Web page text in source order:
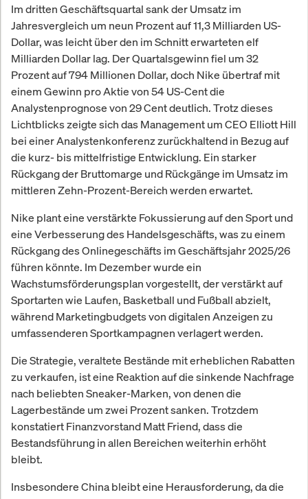
Im dritten Geschäftsquartal sank der Umsatz im
Jahresvergleich um neun Prozent auf 11,3 Milliarden US-
Dollar, was leicht über den im Schnitt erwarteten elf
Milliarden Dollar lag. Der Quartalsgewinn fiel um 32
Prozent auf 794 Millionen Dollar, doch Nike übertraf mit
einem Gewinn pro Aktie von 54 US-Cent die
Analystenprognose von 29 Cent deutlich. Trotz dieses
Lichtblicks zeigte sich das Management um CEO Elliott Hill
bei einer Analystenkonferenz zurückhaltend in Bezug auf
die kurz- bis mittelfristige Entwicklung. Ein starker
Rückgang der Bruttomarge und Rückgänge im Umsatz im
mittleren Zehn-Prozent-Bereich werden erwartet.
Nike plant eine verstärkte Fokussierung auf den Sport und
eine Verbesserung des Handelsgeschäfts, was zu einem
Rückgang des Onlinegeschäfts im Geschäftsjahr 2025/26
führen könnte. Im Dezember wurde ein
Wachstumsförderungsplan vorgestellt, der verstärkt auf
Sportarten wie Laufen, Basketball und Fußball abzielt,
während Marketingbudgets von digitalen Anzeigen zu
umfassenderen Sportkampagnen verlagert werden.
Die Strategie, veraltete Bestände mit erheblichen Rabatten
zu verkaufen, ist eine Reaktion auf die sinkende Nachfrage
nach beliebten Sneaker-Marken, von denen die
Lagerbestände um zwei Prozent sanken. Trotzdem
konstatiert Finanzvorstand Matt Friend, dass die
Bestandsführung in allen Bereichen weiterhin erhöht
bleibt.
Insbesondere China bleibt eine Herausforderung, da die